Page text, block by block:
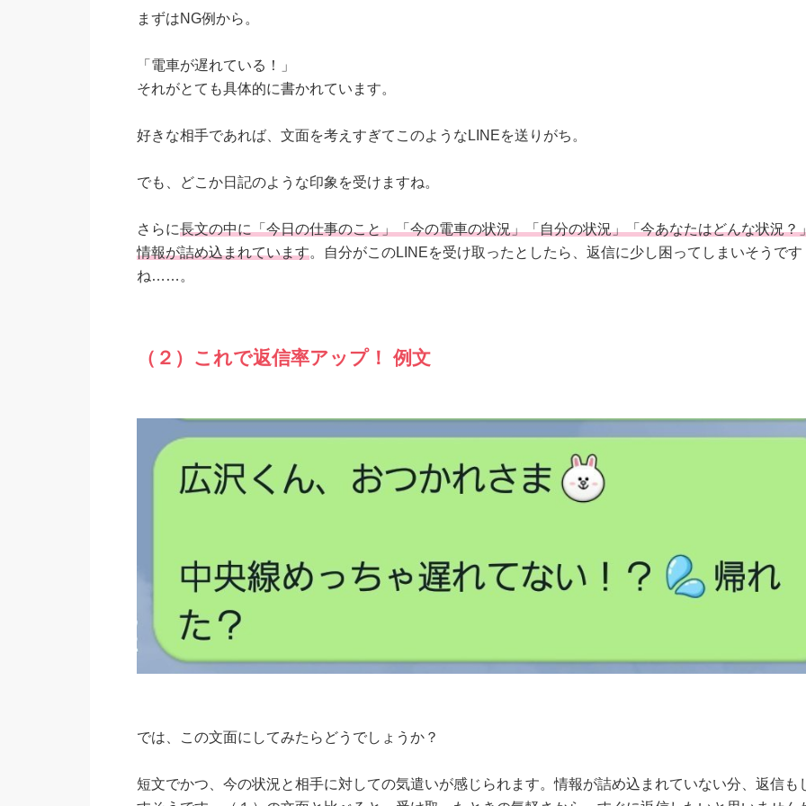
まずはNG例から。
「電車が遅れている！」
それがとても具体的に書かれています。
好きな相手であれば、文面を考えすぎてこのようなLINEを送りがち。
でも、どこか日記のような印象を受けますね。
さらに長文の中に「今日の仕事のこと」「今の電車の状況」「自分の状況」「今あなたはどんな状況？
情報が詰め込まれています。自分がこのLINEを受け取ったとしたら、返信に少し困ってしまいそうです
ね……。
（２）これで返信率アップ！ 例文
では、この文面にしてみたらどうでしょうか？
短文でかつ、今の状況と相手に対しての気遣いが感じられます。情報が詰め込まれていない分、返信も